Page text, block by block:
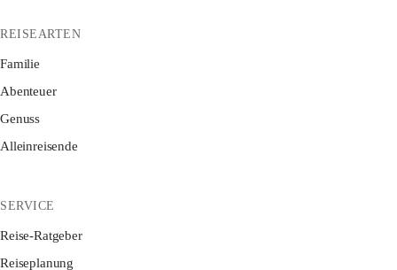
REISEARTEN
Familie
Abenteuer
Genuss
Alleinreisende
SERVICE
Reise-Ratgeber
Reiseplanung